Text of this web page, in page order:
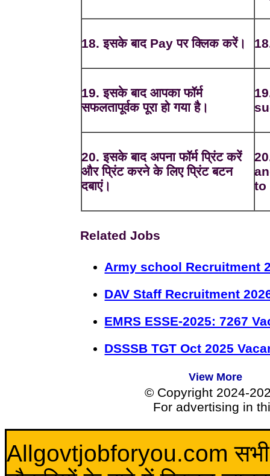
18. इसके बाद Pay पर क्लिक करें।
19. इसके बाद आपका फॉर्म
सफलतापूर्वक पूरा हो गया है।
20. इसके बाद अपना फॉर्म प्रिंट करें
और प्रिंट करने के लिए प्रिंट बटन
दबाएं।
to
Related Jobs
Army school Recruitment
DAV Staff Recruitment
EMRS ESSE-2025: 7267
DSSSB TGT Oct 2025
View More
© Copyright 2024-
For advertising in
Allgovtjobforyou.com सभी